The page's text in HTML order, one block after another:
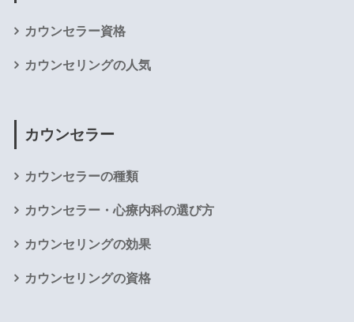
カウンセラー資格
カウンセリングの人気
カウンセラー
カウンセラーの種類
カウンセラー・心療内科の選び方
カウンセリングの効果
カウンセリングの資格